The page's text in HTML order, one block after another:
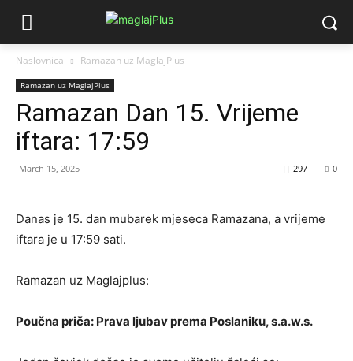
Naslovnica Ramazan uz MaglajPlus
Ramazan uz MaglajPlus
Ramazan Dan 15. Vrijeme
iftara: 17:59
March 15, 2025 0
297
Danas je 15. dan mubarek mjeseca Ramazana, a vrijeme
iftara je u 17:59 sati.
Ramazan uz Maglajplus:
Poučna priča: Prava ljubav prema Poslaniku, s.a.w.s.